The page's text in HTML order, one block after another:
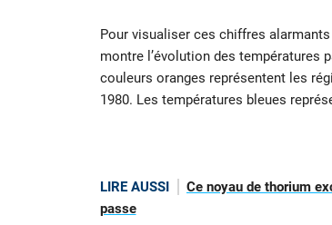
Pour visualiser ces chiffres
montre l’évolution des températures
couleurs oranges représentent les
1980. Les températures bleues
LIRE AUSSI
Ce noyau de thorium
passe